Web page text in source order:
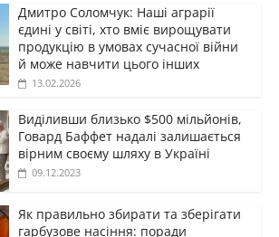
Дмитро Соломчук: Наші аграрії
єдині у світі, хто вміє вирощувати
продукцію в умовах сучасної війни
й може навчити цього інших
13.02.2026
Виділивши близько $500 мільйонів,
Говард Баффет надалі залишається
вірним своєму шляху в Україні
09.12.2023
Як правильно збирати та зберігати
гарбузове насіння: поради